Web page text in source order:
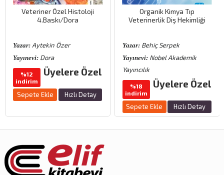
Veteriner Özel Histoloji
4.Baskı/Dora
Yazar: Aytekin Özer
Yayınevi: Dora
%12
indirim
Üyelere Özel
Sepete Ekle Hızlı Detay
Organik Kimya Tıp
Veterinerlik Diş Hekimliği
Yazar:Behiç Serpek
Yayınevi:Nobel Akademik
Yayıncılık
%18
indirim
Üyelere Özel
Sepete Ekle Hızlı Detay